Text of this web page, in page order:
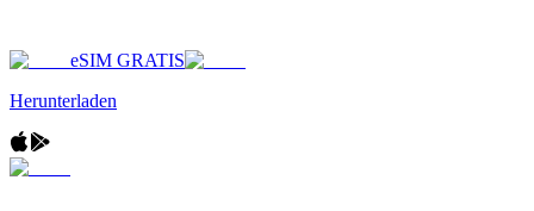
eSIM GRATIS
Herunterladen